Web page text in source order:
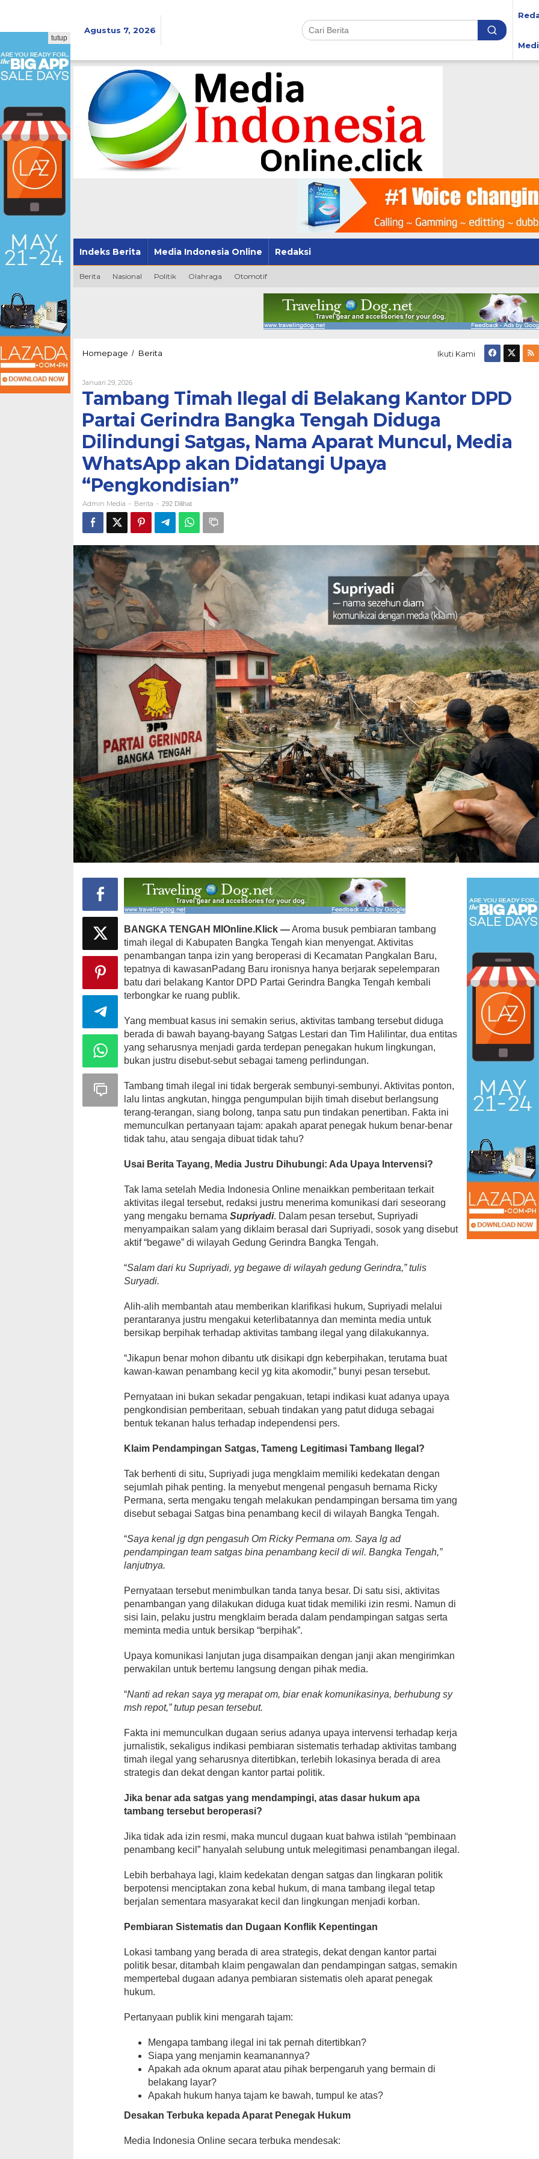
Agustus 7, 2026
Indeks Berita Media Indonesia Online Redaksi
Berita Nasional Politik Olahraga Otomotif
tutup
Homepage / Berita
Belakang
Kantor
DPD
Partai
Gerindra
Bangka
Tengah
Diduga
Dilindungi
Satgas,
Nama
Aparat
Muncul,
WhatsApp
akan
Didatangi
Upaya
“Pengkondisian”
Ikuti Kami
Januari 29, 2026Oleh
Media
Tambang Timah Ilegal di Belakang Kantor DPD
Partai Gerindra Bangka Tengah Diduga
Dilindungi Satgas, Nama Aparat Muncul, Media
WhatsApp akan Didatangi Upaya
“Pengkondisian”
Admin Media - Berita - 292 Dilihat
BANGKA TENGAH MIOnline.Klick —Aroma busuk pembiaran tambang
timah ilegal di Kabupaten Bangka Tengah kian menyengat. Aktivitas
penambangan tanpa izin yang beroperasi di Kecamatan Pangkalan Baru,
tepatnya di kawasanPadang Baru ironisnya hanya berjarak sepelemparan
batu dari belakang Kantor DPD Partai Gerindra Bangka Tengah kembali
terbongkar ke ruang publik.
Yang membuat kasus ini semakin serius, aktivitas tambang tersebut diduga
berada di bawah bayang-bayang Satgas Lestari dan Tim Halilintar, dua entitas
yang seharusnya menjadi garda terdepan penegakan hukum lingkungan,
bukan justru disebut-sebut sebagai tameng perlindungan.
Tambang timah ilegal ini tidak bergerak sembunyi-sembunyi. Aktivitas ponton,
lalu lintas angkutan, hingga pengumpulan bijih timah disebut berlangsung
terang-terangan, siang bolong, tanpa satu pun tindakan penertiban. Fakta ini
memunculkan pertanyaan tajam:apakah aparat penegak hukum benar-benar
tidak tahu, atau sengaja dibuat tidak tahu?
Usai Berita Tayang, Media Justru Dihubungi: Ada Upaya Intervensi?
Tak lama setelah Media Indonesia Online menaikkan pemberitaan terkait
aktivitas ilegal tersebut, redaksi justru menerima komunikasi dari seseorang
yang mengaku bernamaSupriyadi. Dalam pesan tersebut, Supriyadi
menyampaikan salam yang diklaim berasal dari Supriyadi, sosok yang disebut
aktif “begawe” di wilayah Gedung Gerindra Bangka Tengah.
“Salam dari ku Supriyadi, yg begawe di wilayah gedung Gerindra,” tulis
Suryadi.
Alih-alih membantah atau memberikan klarifikasi hukum, Supriyadi melalui
perantaranya justru mengakui keterlibatannya dan meminta media untuk
bersikap berpihak terhadap aktivitas tambang ilegal yang dilakukannya.
“Jikapun benar mohon dibantu utk disikapi dgn keberpihakan, terutama buat
kawan-kawan penambang kecil yg kita akomodir,” bunyi pesan tersebut.
Pernyataan ini bukan sekadar pengakuan, tetapi indikasi kuat adanya upaya
pengkondisian pemberitaan, sebuah tindakan yang patut diduga sebagai
bentuk tekanan halus terhadap independensi pers.
Klaim Pendampingan Satgas, Tameng Legitimasi Tambang Ilegal?
Tak berhenti di situ, Supriyadi juga mengklaim memiliki kedekatan dengan
sejumlah pihak penting. Ia menyebut mengenal pengasuh bernama Ricky
Permana, serta mengaku tengah melakukan pendampingan bersama tim yang
disebut sebagai Satgas bina penambang kecil di wilayah Bangka Tengah.
“Saya kenal jg dgn pengasuh Om Ricky Permana om. Saya lg ad
pendampingan team satgas bina penambang kecil di wil. Bangka Tengah,”
lanjutnya.
Pernyataan tersebut menimbulkan tanda tanya besar. Di satu sisi, aktivitas
penambangan yang dilakukan diduga kuat tidak memiliki izin resmi. Namun di
sisi lain, pelaku justru mengklaim berada dalam pendampingan satgas serta
meminta media untuk bersikap “berpihak”.
Upaya komunikasi lanjutan juga disampaikan dengan janji akan mengirimkan
perwakilan untuk bertemu langsung dengan pihak media.
“Nanti ad rekan saya yg merapat om, biar enak komunikasinya, berhubung sy
msh repot,” tutup pesan tersebut.
Fakta ini memunculkan dugaan serius adanya upaya intervensi terhadap kerja
jurnalistik, sekaligus indikasi pembiaran sistematis terhadap aktivitas tambang
timah ilegal yang seharusnya ditertibkan, terlebih lokasinya berada di area
strategis dan dekat dengan kantor partai politik.
Jika benar ada satgas yang mendampingi, atas dasar hukum apa
tambang tersebut beroperasi?
Jika tidak ada izin resmi, maka muncul dugaan kuat bahwa istilah “pembinaan
penambang kecil” hanyalah selubung untuk melegitimasi penambangan ilegal.
Lebih berbahaya lagi, klaim kedekatan dengan satgas dan lingkaran politik
berpotensi menciptakan zona kebal hukum, di mana tambang ilegal tetap
berjalan sementara masyarakat kecil dan lingkungan menjadi korban.
Pembiaran Sistematis dan Dugaan Konflik Kepentingan
Lokasi tambang yang berada di area strategis, dekat dengan kantor partai
politik besar, ditambah klaim pengawalan dan pendampingan satgas, semakin
mempertebal dugaan adanya pembiaran sistematis oleh aparat penegak
hukum.
Pertanyaan publik kini mengarah tajam:
Mengapa tambang ilegal ini tak pernah ditertibkan?
Siapa yang menjamin keamanannya?
Apakah ada oknum aparat atau pihak berpengaruh yang bermain di
belakang layar?
Apakah hukum hanya tajam ke bawah, tumpul ke atas?
Desakan Terbuka kepada Aparat Penegak Hukum
Media Indonesia Online secara terbuka mendesak:
Ini Dia Hubungan Partai Garuda
dengan Gerindra
Februari 19, 2018
Strategi PPP Menangkan Duet
Ganjar dan Gus Yasin
Ini Dia Hubungan Partai Garuda
dengan Gerindra
Di Berita, Politik Februari 19, 2018